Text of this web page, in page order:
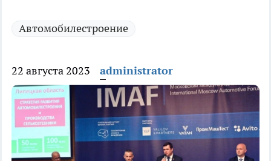
Автомобилестроение
22 августа 2023 administrator